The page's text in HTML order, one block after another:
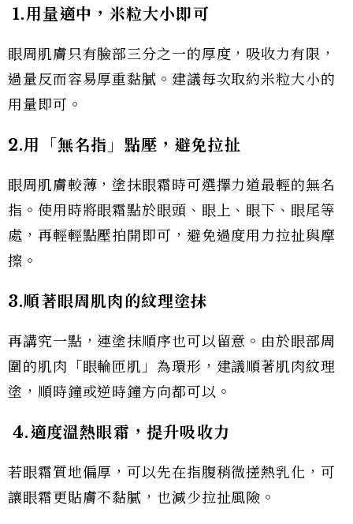
1.用量適中，米粒大小即可
眼周肌膚只有臉部三分之一的厚度，吸收力有限，
過量反而容易厚重黏膩。建議每次取約米粒大小的
用量即可。
2.用「無名指」點壓，避免拉扯
眼周肌膚較薄，塗抹眼霜時可選擇力道最輕的無名
指。使用時將眼霜點於眼頭、眼上、眼下、眼尾等
處，再輕輕點壓拍開即可，避免過度用力拉扯與摩
擦。
3.順著眼周肌肉的紋理塗抹
再講究一點，連塗抹順序也可以留意。由於眼部周
圍的肌肉「眼輪匝肌」為環形，建議順著肌肉紋理
塗，順時鐘或逆時鐘方向都可以。
4.適度溫熱眼霜，提升吸收力
若眼霜質地偏厚，可以先在指腹稍微搓熱乳化，可
讓眼霜更貼膚不黏膩，也減少拉扯風險。